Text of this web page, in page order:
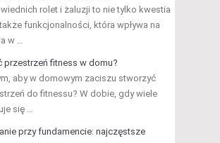
rolet i żaluzji to nie tylko kwestia
funkcjonalności, która wpływa na
w …
przestrzeń fitness w domu?
aby w domowym zaciszu stworzyć
do fitnessu? W dobie, gdy wiele
się …
przy fundamencie: najczęstsze